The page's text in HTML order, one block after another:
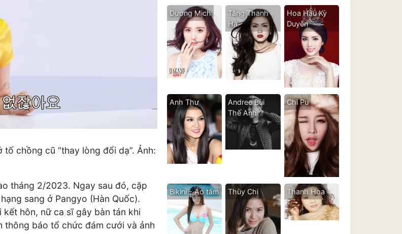
chồng cũ “thay lòng đổi dạ”. Ảnh:
tháng 2/2023. Ngay sau đó, cặp
sang ở Pangyo (Hàn Quốc).
hôn, nữ ca sĩ gây bàn tán khi
thông báo tổ chức đám cưới và ảnh
Dương Mịch
Tăng Thanh
Hà
Hoa Hậu Kỳ
Duyên
Anh Thư
Andree Bùi
Thế Anh
Chi Pu
Bikini - Áo tăm Thùy Chi Thanh Hoa